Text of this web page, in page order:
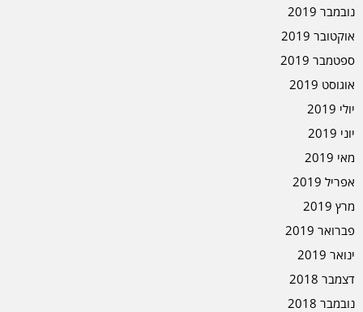
נובמבר 2019
אוקטובר 2019
ספטמבר 2019
אוגוסט 2019
יולי 2019
יוני 2019
מאי 2019
אפריל 2019
מרץ 2019
פברואר 2019
ינואר 2019
דצמבר 2018
נובמבר 2018